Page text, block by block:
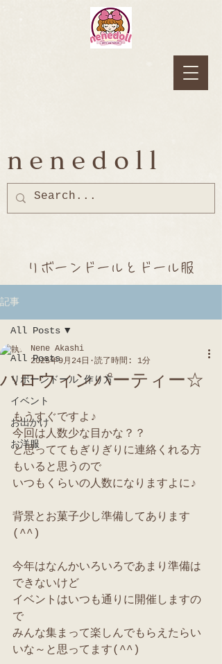
nenedoll
リボーンドールとドール服
記事
All Posts
リボーンドール 作り方
イベント
お出かけ
お洋服
All Posts
ハロウィンパーティー☆
Nene Akashi
2025年9月24日
読了時間: 1分
もうすぐですよ♪
今回は人数少な目かな？？
と思っててもぎりぎりに連絡くれる方
もいると思うので
いつもくらいの人数になりますよに♪
背景とお菓子少し準備してあります
(^^)
今年はなんかいろいろであまり準備は
できないけど
イベントはいつも通りに開催しますの
で
みんな集まって楽しんでもらえたらい
いな～と思ってます(^^)